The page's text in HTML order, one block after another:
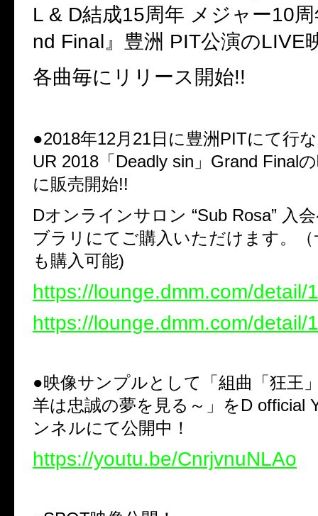
L & D結成15周年 メジャー10
nd Final』豊洲 PIT公演のLIVE
各曲毎にリリース開始!!
●2018年12月21日に豊洲PITにて行
UR 2018「Deadly sin」Grand Final
に販売開始!!
Dオンラインサロン “Sub Rosa” 入
ブラリにてご購入いただけます。
も購入可能)
https://lounge.dmm.com/detail/
https://lounge.dmm.com/detail/
●映像サンプルとして「組曲「狂王
羊は忠誠の夢を見る～」をD official
ンネルにて公開中！
https://youtu.be/CnrjvnuNLAo